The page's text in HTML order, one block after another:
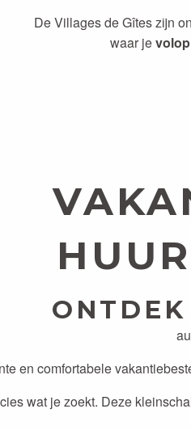
De Villages de Gîtes zijn
waar je
en comfortabele
wat je zoekt. Deze